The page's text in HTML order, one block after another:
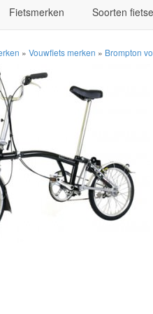
Fietsmerken Soorten
» Vouwfiets merken » Brompton